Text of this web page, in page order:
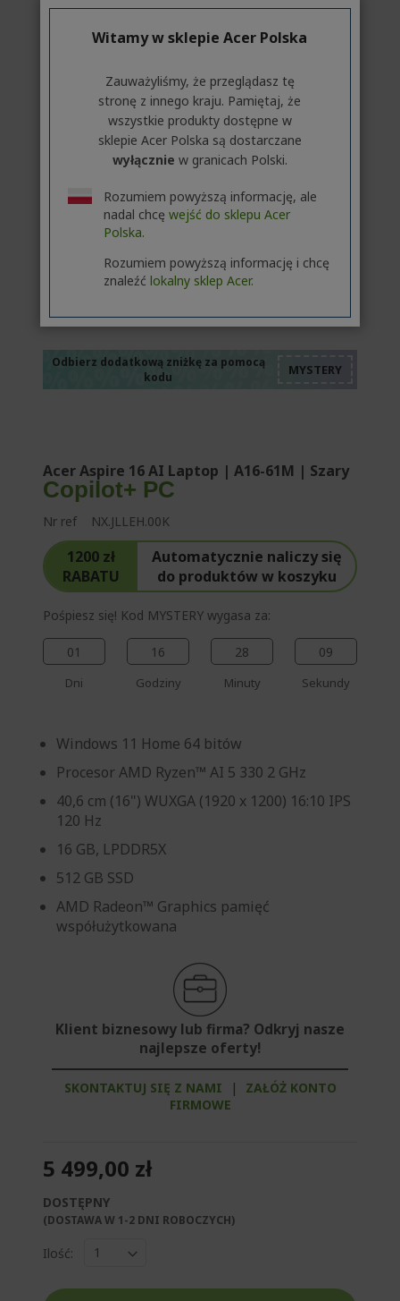
Odbierz dodatkową zniżkę za pomocą
kodu
Acer Aspire 16 AI Laptop | A16-61M | Szary
Copilot+ PC
Nr ref NX.JLLEH.00K
1200 zł
RABATU
Automatycznie naliczy się
do produktów w koszyku
Pośpiesz się! Kod MYSTERY wygasa za:
01
Dni
16
Godziny
28
Minuty
09
Sekundy
Windows 11 Home 64 bitów
Procesor AMD Ryzen™ AI 5 330 2 GHz
40,6 cm (16") WUXGA (1920 x 1200) 16:10 IPS
120 Hz
16 GB, LPDDR5X
512 GB SSD
AMD Radeon™ Graphics pamięć
współużytkowana
Klient biznesowy lub firma? Odkryj nasze
najlepsze oferty!
SKONTAKTUJ SIĘ Z NAMI |
ZAŁÓŻ KONTO
FIRMOWE
5 499,00 zł
DOSTĘPNY
(DOSTAWA W 1-2 DNI ROBOCZYCH)​
Ilość:
Witamy w sklepie Acer Polska
Zauważyliśmy, że przeglądasz tę
stronę z innego kraju. Pamiętaj, że
wszystkie produkty dostępne w
sklepie Acer Polska są dostarczane
wyłącznie w granicach Polski.
Rozumiem powyższą informację, ale
nadal chcę wejść do sklepu Acer
Polska.
Rozumiem powyższą informację i chcę
znaleźć lokalny sklep Acer.